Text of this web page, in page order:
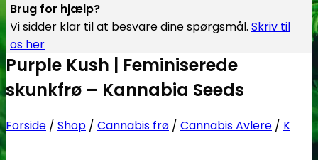
Brug for hjælp?
Vi sidder klar til at besvare dine spørgsmål. Skriv til
os her
Purple Kush | Feminiserede
skunkfrø – Kannabia Seeds
Forside / Shop / Cannabis frø / Cannabis Avlere / K